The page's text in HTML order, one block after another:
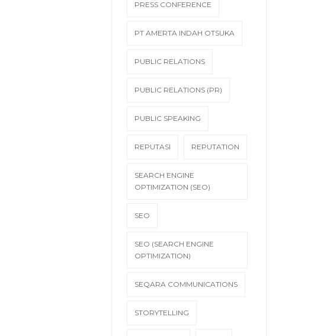
PRESS CONFERENCE
PT AMERTA INDAH OTSUKA
PUBLIC RELATIONS
PUBLIC RELATIONS (PR)
PUBLIC SPEAKING
REPUTASI REPUTATION
SEARCH ENGINE
OPTIMIZATION (SEO)
SEO
SEO (SEARCH ENGINE
OPTIMIZATION)
SEQARA COMMUNICATIONS
STORYTELLING